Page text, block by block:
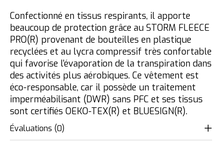
Confectionné en tissus respirants, il apporte
beaucoup de protection grâce au STORM FLEECE
PRO(R) provenant de bouteilles en plastique
recyclées et au lycra compressif très confortable
qui favorise l'évaporation de la transpiration dans
des activités plus aérobiques. Ce vêtement est
éco-responsable, car il possède un traitement
imperméabilisant (DWR) sans PFC et ses tissus
sont certifiés OEKO-TEX(R) et BLUESIGN(R).
Évaluations (0)